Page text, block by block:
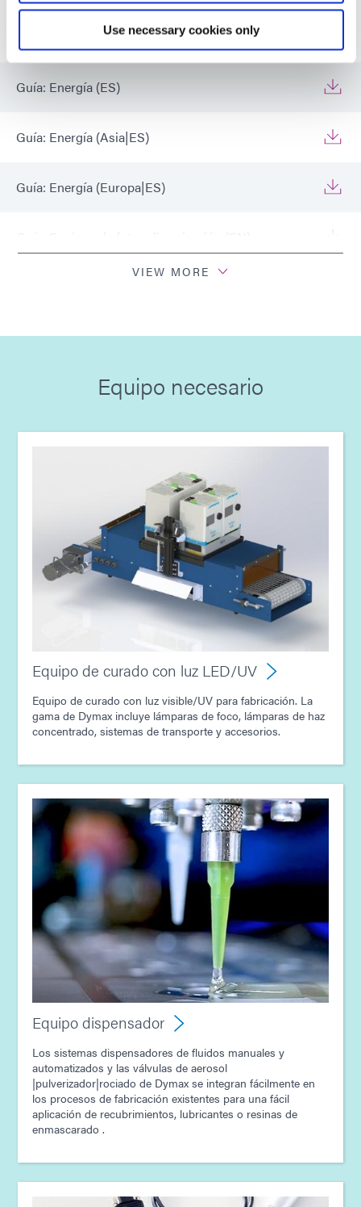
Use necessary cookies only
Recursos
Guía: Energía (ES)
Guía: Energía (Asia|ES)
Guía: Energía (Europa|ES)
Guía: Equipos de fotocurado (Asia|EN)
Guía: Equipos de fotocurado (América|ES)
Guía: Equipo dispensador (ES)
Guía: Equipo dispensador (Asia|ES)
Guía: Equipo dispensador (Europa|ES)
Guía: Equipo dispensador (América|ES)
Guía: Tecnología de curado por luz ultravioleta (ES)
VIEW MORE
Equipo necesario
Equipo de curado con luz LED/UV
Equipo de curado con luz visible/UV para fabricación. La
gama de Dymax incluye lámparas de foco, lámparas de haz
concentrado, sistemas de transporte y accesorios.
Equipo dispensador
Los sistemas dispensadores de fluidos manuales y
automatizados y las válvulas de aerosol
|pulverizador|rociado de Dymax se integran fácilmente en
los procesos de fabricación existentes para una fácil
aplicación de recubrimientos, lubricantes o resinas de
enmascarado .